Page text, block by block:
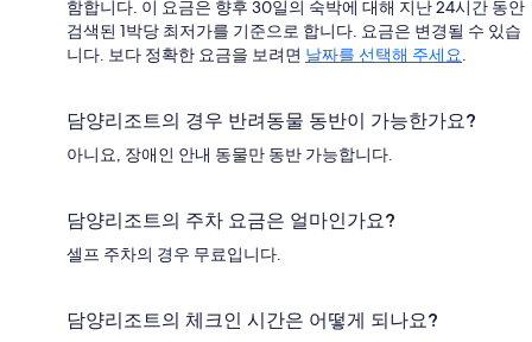
함합니다. 이 요금은 향후 30일의 숙박에 대해 지난 24시간 동안
검색된 1박당 최저가를 기준으로 합니다. 요금은 변경될 수 있습
니다. 보다 정확한 요금을 보려면 날짜를 선택해 주세요.
담양리조트의 경우 반려동물 동반이 가능한가요?
아니요, 장애인 안내 동물만 동반 가능합니다.
담양리조트의 주차 요금은 얼마인가요?
셀프 주차의 경우 무료입니다.
담양리조트의 체크인 시간은 어떻게 되나요?